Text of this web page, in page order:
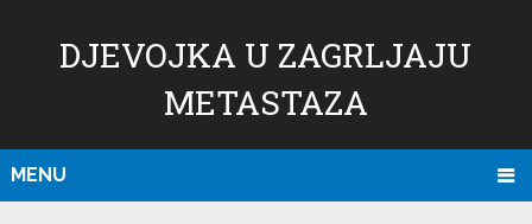
DJEVOJKA U ZAGRLJAJU
METASTAZA
MENU